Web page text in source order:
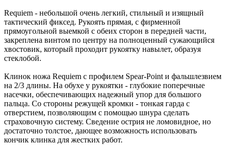
Requiem - небольшой очень легкий, стильный и изящный
тактический фиксед. Рукоять прямая, с фирменной
прямоугольной выемкой с обеих сторон в передней части,
закреплена винтом по центру на полноценный сужающийся
хвостовик, который проходит рукоятку навылет, образуя
стеклобой.
Клинок ножа Requiem с профилем Spear-Point и фальшлезвием
на 2/3 длины. На обухе у рукоятки - глубокие поперечные
насечки, обеспечивающих надежный упор для большого
пальца. Со стороны режущей кромки - тонкая гарда с
отверстием, позволяющим с помощью шнура сделать
страховочную систему. Сведение острия не ломовидное, но
достаточно толстое, дающее возможность использовать
кончик клинка для жестких работ.